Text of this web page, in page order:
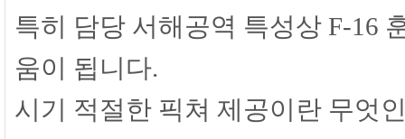
특히 담당 서해공역 특성상 F-16
움이 됩니다.
시기 적절한 픽쳐 제공이란 무엇